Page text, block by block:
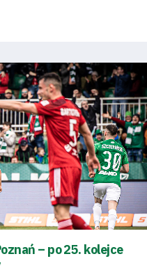
– po 25. kolejce